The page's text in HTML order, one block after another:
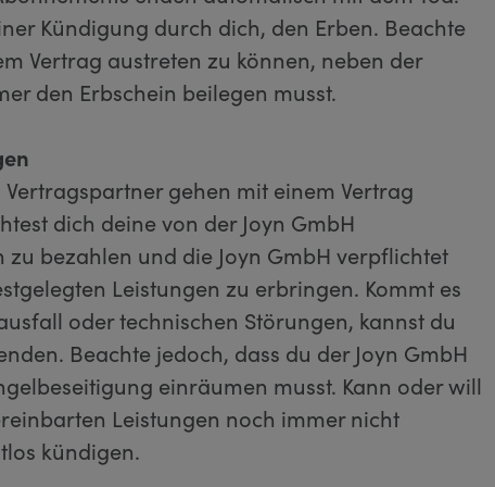
Kündigung durch dich, den Erben. Beachte
Vertrag austreten zu können, neben der
den Erbschein beilegen musst.
gehen mit einem Vertrag
dich deine von der Joyn GmbH
bezahlen und die Joyn GmbH verpflichtet
Leistungen zu erbringen. Kommt es
oder technischen Störungen, kannst du
Beachte jedoch, dass du der Joyn GmbH
einräumen musst. Kann oder will
Leistungen noch immer nicht
kündigen.